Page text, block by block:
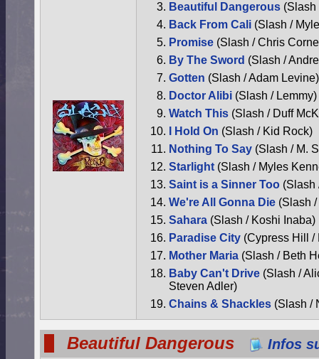
Beautiful Dangerous (Slash
Back From Cali (Slash /
Promise (Slash / Chris
By The Sword (Slash /
Gotten (Slash / Adam Levine)
Doctor Alibi (Slash / Lemmy)
Watch This (Slash / Duff
I Hold On (Slash / Kid Rock)
Nothing To Say (Slash / M.
Starlight (Slash / Myles
Saint is a Sinner Too (Slash
We're All Gonna Die (Slash
Sahara (Slash / Koshi Inaba)
Paradise City (Cypress Hill /
Mother Maria (Slash / Beth
Baby Can't Drive (Slash /
Steven Adler)
Chains & Shackles (Slash /
Beautiful Dangerous Infos